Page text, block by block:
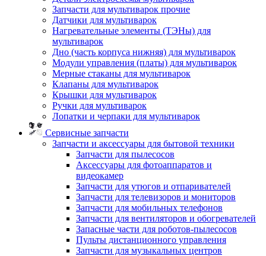
Запчасти для мультиварок прочие
Датчики для мультиварок
Нагревательные элементы (ТЭНы) для
мультиварок
Дно (часть корпуса нижняя) для мультиварок
Модули управления (платы) для мультиварок
Мерные стаканы для мультиварок
Клапаны для мультиварок
Крышки для мультиварок
Ручки для мультиварок
Лопатки и черпаки для мультиварок
Сервисные запчасти
Запчасти и аксессуары для бытовой техники
Запчасти для пылесосов
Аксессуары для фотоаппаратов и
видеокамер
Запчасти для утюгов и отпаривателей
Запчасти для телевизоров и мониторов
Запчасти для мобильных телефонов
Запчасти для вентиляторов и обогревателей
Запасные части для роботов-пылесосов
Пульты дистанционного управления
Запчасти для музыкальных центров